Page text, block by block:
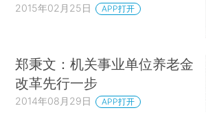
2015年02月25日 APP打开
郑秉文：机关事业单位养老金
改革先行一步
2014年08月29日 APP打开